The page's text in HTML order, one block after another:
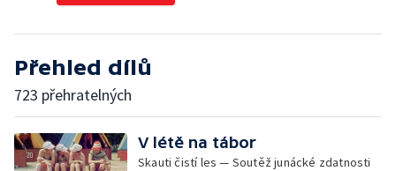
Přehled dílů
723 přehratelných
V létě na tábor
Skauti čistí les — Soutěž junácké zdatnosti